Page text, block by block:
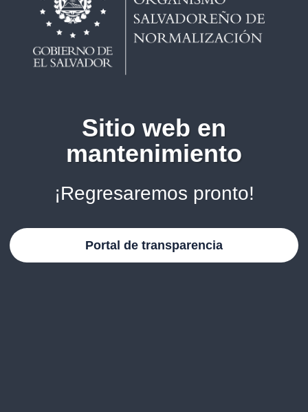
Sitio web en
mantenimiento
¡Regresaremos pronto!
Portal de transparencia